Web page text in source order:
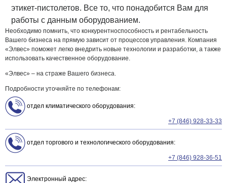
этикет-пистолетов. Все то, что понадобится Вам для
работы с данным оборудованием.
Необходимо помнить, что конкурентноспособность и рентабельность
Вашего бизнеса на прямую зависит от процессов управления. Компания
«Элвес» поможет легко внедрить новые технологии и разработки, а также
использовать качественное оборудование.
«Элвес» – на страже Вашего бизнеса.
Подробности уточняйте по телефонам:
отдел климатического оборудования:
+7 (846) 928-33-33
отдел торгового и технологического оборудования:
+7 (846) 928-36-51
Электронный адрес: